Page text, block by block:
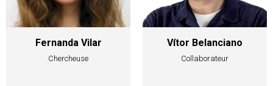
Fernanda Vilar
Chercheuse
Vítor Belanciano
Collaborateur